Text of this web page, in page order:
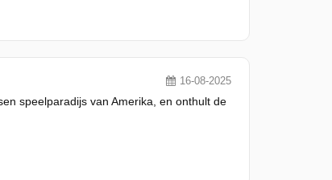
16-08-2025
speelparadijs van Amerika, en onthult de